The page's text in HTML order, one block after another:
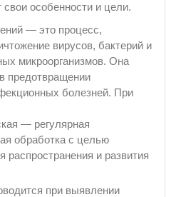
особенности и цели.
— это процесс,
вирусов, бактерий и
микроорганизмов. Она
предотвращении
болезней. При
— регулярная
обработка с целью
распространения и развития
при выявлении